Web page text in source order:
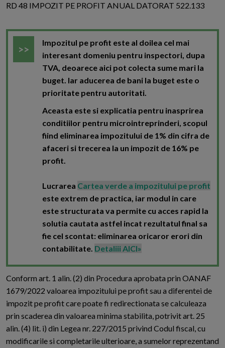
RD 48 IMPOZIT PE PROFIT ANUAL DATORAT 522.133
Impozitul pe profit este al doilea cel mai
interesant domeniu pentru inspectori, dupa
TVA, deoarece aici pot colecta sume mari la
buget. Iar aducerea de bani la buget este o
prioritate pentru autoritati.
Aceasta este si explicatia pentru inasprirea
conditiilor pentru microintreprinderi, scopul
fiind eliminarea impozitului de 1% din cifra de
afaceri si trecerea la un impozit de 16% pe
profit.
Lucrarea Cartea verde a impozitului pe profit
este extrem de practica, iar modul in care
este structurata va permite cu acces rapid la
solutia cautata astfel incat rezultatul final sa
fie cel scontat: eliminarea oricaror erori din
contabilitate. Detaliii AICI»
Conform art. 1 alin. (2) din Procedura aprobata prin OANAF
1679/2022 valoarea impozitului pe profit sau a diferentei de
impozit pe profit care poate fi redirectionata se calculeaza
prin scaderea din valoarea minima stabilita, potrivit art. 25
alin. (4) lit. i) din Legea nr. 227/2015 privind Codul fiscal, cu
modificarile si completarile ulterioare, a sumelor reprezentand